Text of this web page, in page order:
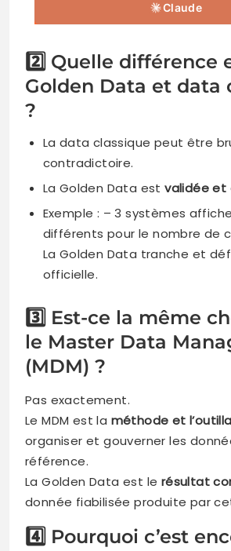
Claude
2️⃣ Quelle différence
Golden Data et data
?
La data classique peut être
contradictoire.
La Golden Data estvalidée et
Exemple : – 3 systèmes
différents pour le nombre de
La Golden Data tranche et
officielle.
3️⃣ Est-ce la même
le Master Data
(MDM) ?
Pas exactement.
Le MDM est la méthode et
organiser et gouverner les
référence.
La Golden Data est le résultat
donnée fiabilisée produite par
4️⃣ Pourquoi c’est